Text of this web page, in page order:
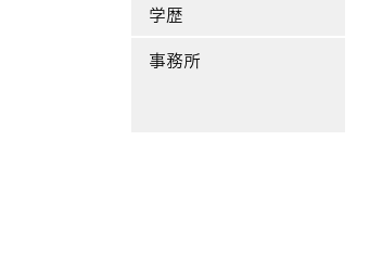
学歴
事務所